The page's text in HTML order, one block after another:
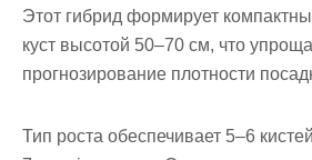
Этот гибрид формирует
куст высотой 50–70 см, что
прогнозирование плотности
Тип роста обеспечивает 5–6